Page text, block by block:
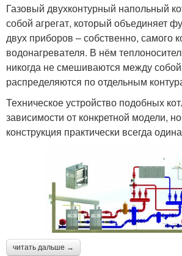
Газовый двухконтурный напольный
собой агрегат, который объединяет
двух приборов – собственно, самого
водонагревателя. В нём
никогда не смешиваются между
распределяются по отдельным
Техническое устройство подобных
зависимости от конкретной модели,
конструкция практически всегда
читать дальше →